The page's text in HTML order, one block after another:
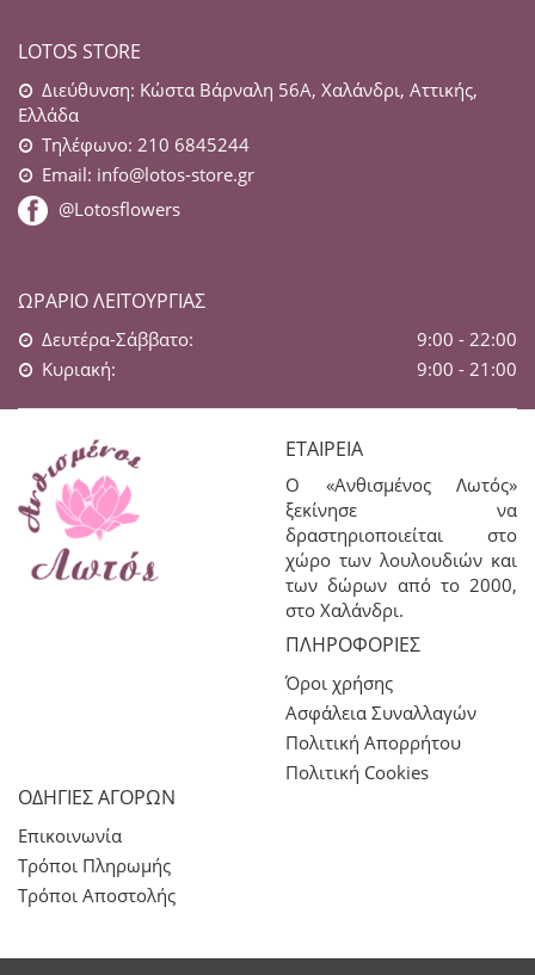
LOTOS STORE
Διεύθυνση: Κώστα Βάρναλη 56Α, Χαλάνδρι, Αττικής,
Ελλάδα
Τηλέφωνο: 210 6845244
Email: info@lotos-store.gr
@Lotosflowers
ΩΡΆΡΙΟ ΛΕΙΤΟΥΡΓΊΑΣ
Δευτέρα-Σάββατο:
9:00 - 22:00
Κυριακή:
9:00 - 21:00
ΕΤΑΙΡΕΊΑ
Ο «Ανθισμένος Λωτός»
ξεκίνησε να
δραστηριοποιείται στο
χώρο των λουλουδιών και
των δώρων από το 2000,
στο Χαλάνδρι.
ΠΛΗΡΟΦΟΡΊΕΣ
Όροι χρήσης
Ασφάλεια Συναλλαγών
Πολιτική Απορρήτου
Πολιτική Cookies
ΟΔΗΓΙΕΣ ΑΓΟΡΩΝ
Επικοινωνία
Τρόποι Πληρωμής
Τρόποι Αποστολής